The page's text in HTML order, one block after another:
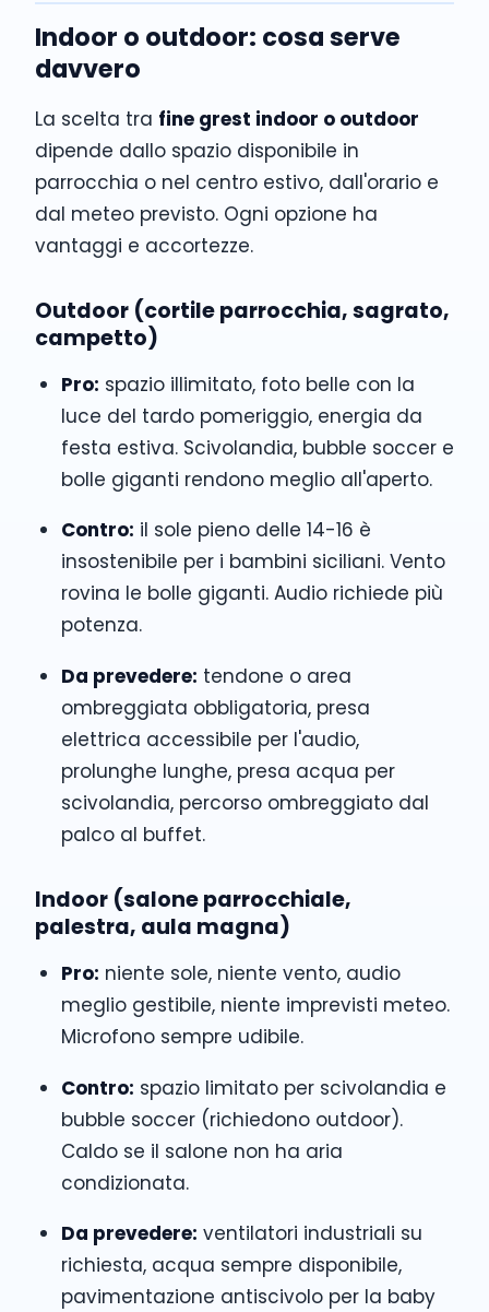
Indoor o outdoor: cosa serve
davvero
La scelta tra fine grest indoor o outdoor
dipende dallo spazio disponibile in
parrocchia o nel centro estivo, dall'orario e
dal meteo previsto. Ogni opzione ha
vantaggi e accortezze.
Outdoor (cortile parrocchia, sagrato,
campetto)
Pro: spazio illimitato, foto belle con la
luce del tardo pomeriggio, energia da
festa estiva. Scivolandia, bubble soccer e
bolle giganti rendono meglio all'aperto.
Contro: il sole pieno delle 14-16 è
insostenibile per i bambini siciliani. Vento
rovina le bolle giganti. Audio richiede più
potenza.
Da prevedere: tendone o area
ombreggiata obbligatoria, presa
elettrica accessibile per l'audio,
prolunghe lunghe, presa acqua per
scivolandia, percorso ombreggiato dal
palco al buffet.
Indoor (salone parrocchiale,
palestra, aula magna)
Pro: niente sole, niente vento, audio
meglio gestibile, niente imprevisti meteo.
Microfono sempre udibile.
Contro: spazio limitato per scivolandia e
bubble soccer (richiedono outdoor).
Caldo se il salone non ha aria
condizionata.
Da prevedere: ventilatori industriali su
richiesta, acqua sempre disponibile,
pavimentazione antiscivolo per la baby